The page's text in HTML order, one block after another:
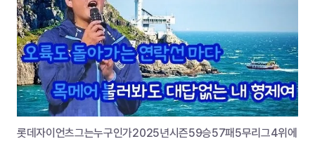
롯데자이언츠그는누구인가2025년시즌59승57패5무리그4위에